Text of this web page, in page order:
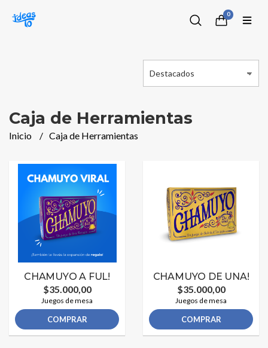
0
Caja de Herramientas
Inicio Caja de Herramientas
CHAMUYO A FUL!
$35.000,00
Juegos de mesa
COMPRAR
CHAMUYO DE UNA!
$35.000,00
Juegos de mesa
COMPRAR